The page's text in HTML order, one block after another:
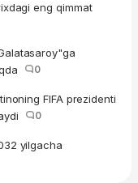
eng qimmat
0
FIFA prezidenti
0
yilgacha